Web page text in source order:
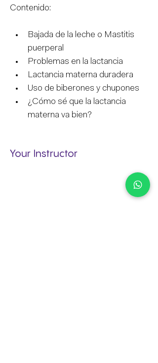
Contenido:
Bajada de la leche o Mastitis
puerperal
Problemas en la lactancia
Lactancia materna duradera
Uso de biberones y chupones
¿Cómo sé que la lactancia
materna va bien?
Your Instructor